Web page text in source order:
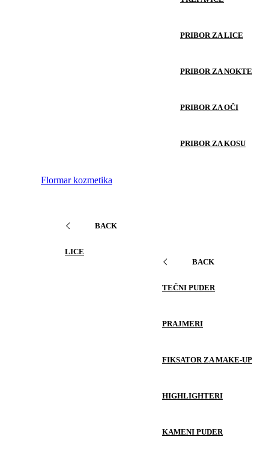
PRIBOR ZA LICE
PRIBOR ZA NOKTE
PRIBOR ZA OČI
PRIBOR ZA KOSU
Flormar kozmetika
BACK
LICE
BACK
TEČNI PUDER
PRAJMERI
FIKSATOR ZA MAKE-UP
HIGHLIGHTERI
KAMENI PUDER